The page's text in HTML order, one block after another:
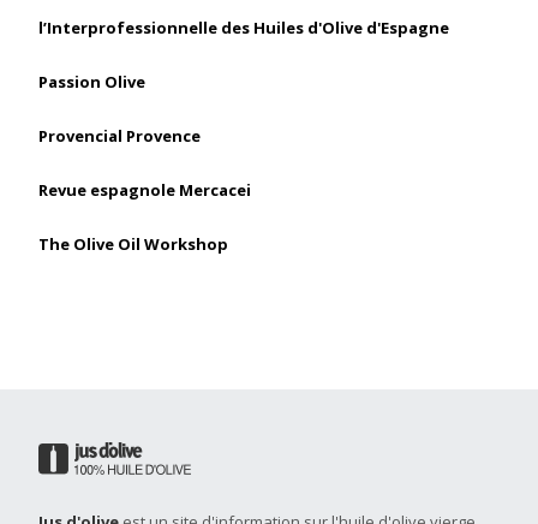
l’Interprofessionnelle des Huiles d'Olive d'Espagne
Passion Olive
Provencial Provence
Revue espagnole Mercacei
The Olive Oil Workshop